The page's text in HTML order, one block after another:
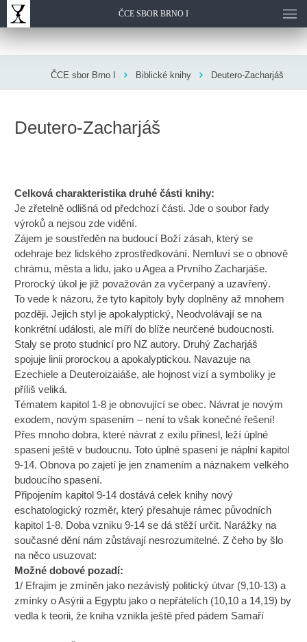
ČCE SBOR BRNO I
ČCE sbor Brno I Biblické knihy Deutero-Zacharjáš
Deutero-Zacharjáš
Celková charakteristika druhé části knihy:
Je zřetelně odlišná od předchozí části. Jde o soubor řady
výroků a nejsou zde vidění.
Zájem je soustředěn na budoucí Boží zásah, který se
odehraje bez lidského zprostředkování. Nemluví se o obnově
chrámu, města a lidu, jako u Agea a Prvního Zacharjáše.
Prorocký úkol je již považován za vyčerpaný a uzavřený.
To vede k názoru, že tyto kapitoly byly doplněny až mnohem
později. Jejich styl je apokalyptický, Neodvolávají se na
konkrétní události, ale míří do blíže neurčené budoucnosti.
Staly se proto studnicí pro NZ autory. Druhý Zacharjáš
spojuje linii prorockou a apokalyptickou. Navazuje na
Ezechiele a Deuteroizaiáše, ale hojnost vizí a symboliky je
příliš veliká.
Tématem kapitol 1-8 je obnovující se obec. Návrat je novým
exodem, novým spasením – není to však konečné řešení!
Přes mnoho dobra, které návrat z exilu přinesl, leží úplné
spasení ještě v budoucnu. Toto úplné spasení je náplní kapitol
9-14. Obnova po zajetí je jen znamením a náznakem velkého
budoucího spasení.
Připojením kapitol 9-14 dostává celek knihy nový
eschatologický rozměr, který přesahuje rámec původních
kapitol 1-8. Doba vzniku 9-14 se dá stěží určit. Narážky na
současné dění nám zůstávají nesrozumitelné. Z čeho by šlo
na něco usuzovat:
Možné dobové pozadí:
1/ Efrajim je zmíněn jako nezávislý politický útvar (9,10-13) a
zmínky o Asýrii a Egyptu jako o nepřátelích (10,10 a 14,19) by
vedla k teorii, že kniha vznikla ještě před pádem Samaří